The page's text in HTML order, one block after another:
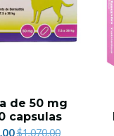
de 50 mg
capsulas
$1,070.00